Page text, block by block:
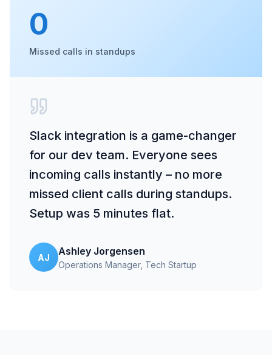
0
Missed calls in standups
Slack integration is a game-changer
for our dev team. Everyone sees
incoming calls instantly – no more
missed client calls during standups.
Setup was 5 minutes flat.
AJ
Ashley Jorgensen
Operations Manager, Tech Startup